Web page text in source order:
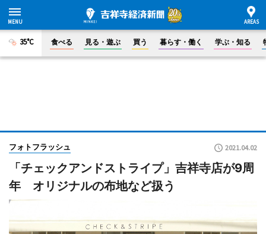
35°C 食べる 見る・遊ぶ 買う 暮らす・働く 学ぶ・知る
フォトフラッシュ 2021.04.02
「チェックアンドストライプ」吉祥寺店が9周
年 オリジナルの布地など扱う